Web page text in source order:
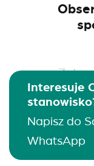
Z
Interesuje
Napisz do
WhatsApp